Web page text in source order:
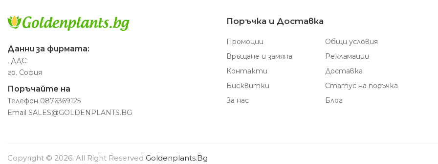
Данни за фирмата:
, ДДС:
гр. София
Поръчайте на
Телефон 0876369125
Email SALES@GOLDENPLANTS.BG
Поръчка и Доставка
Промоции
Общи условия
Връщане и замяна
Рекламации
Контакти
Доставка
Бисквитки
Статус на поръчка
За нас
Блог
Copyright © 2026. All Right Reserved Goldenplants.bg